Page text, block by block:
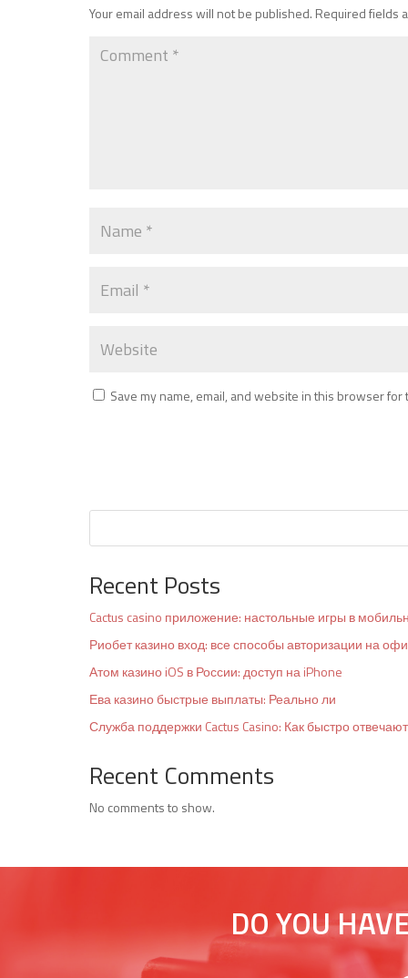
Your email address will not be published. Required fields
Save my name, email, and website in this browser for
Recent Posts
Cactus casino приложение: настольные игры в
Риобет казино вход: все способы авторизации на
Атом казино iOS в России: доступ на iPhone
Ева казино быстрые выплаты: Реально ли
Служба поддержки Cactus Casino: Как быстро
Recent Comments
No comments to show.
DO YOU